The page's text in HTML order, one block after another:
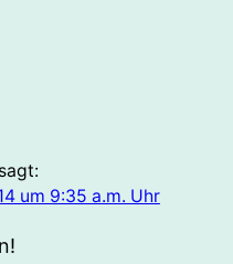
sagt:
um 9:35 a.m. Uhr